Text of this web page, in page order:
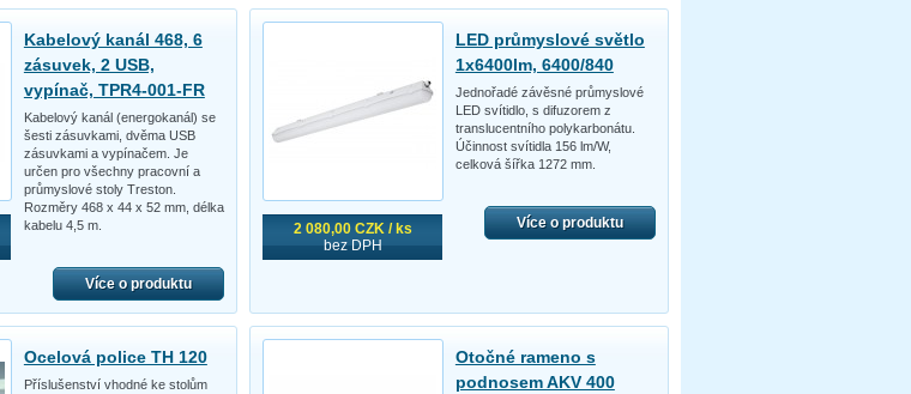
Kabelový kanál 468, 6
zásuvek, 2 USB,
vypínač, TPR4-001-FR
Kabelový kanál (energokanál) se
šesti zásuvkami, dvěma USB
zásuvkami a vypínačem. Je
určen pro všechny pracovní a
průmyslové stoly Treston.
Rozměry 468 x 44 x 52 mm, délka
kabelu 4,5 m.
Více o produktu
2 080,00 CZK / ks
bez DPH
LED průmyslové světlo
1x6400lm, 6400/840
Jednořadé závěsné průmyslové
LED svítidlo, s difuzorem z
translucentního polykarbonátu.
Účinnost svítidla 156 lm/W,
celková šířka 1272 mm.
Více o produktu
Ocelová police TH 120
Příslušenství vhodné ke stolům
Otočné rameno s
podnosem AKV 400